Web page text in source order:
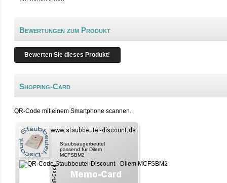
Bewertungen zum Produkt
Bewerten Sie dieses Produkt!
Shopping-Card
QR-Code mit einem Smartphone scannen.
Staubsaugerbeutel
passend für Dilem
MCFSBM2